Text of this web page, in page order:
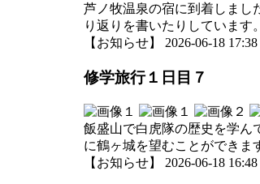
芦ノ牧温泉の宿に到着しまし
り返りを書いたりしています
【お知らせ】 2026-06-18 17:38
修学旅行１日目７
飯盛山で白虎隊の歴史を学ん
に鶴ヶ城を望むことができま
【お知らせ】 2026-06-18 16:48